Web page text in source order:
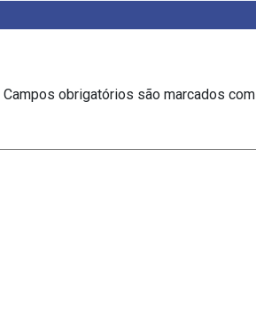
Campos obrigatórios são marcados com